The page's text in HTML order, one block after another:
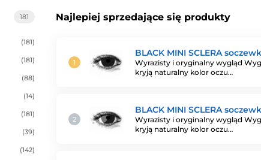
Najlepiej sprzedające się produkty
BLACK MINI SCLERA
Wyrazisty i oryginalny wygląd
kryją naturalny kolor oczu…
BLACK MINI SCLERA
Wyrazisty i oryginalny wygląd
kryją naturalny kolor oczu…
181
(181)
(181)
(88)
(14)
(181)
(39)
(142)